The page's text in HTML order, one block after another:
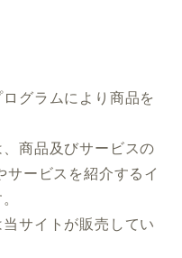
グラムにより商品を
商品及びサービスの
サービスを紹介するイ
サイトが販売してい